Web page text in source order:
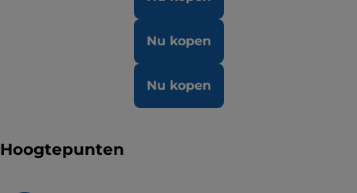
Nu kopen
Nu kopen
Hoogtepunten